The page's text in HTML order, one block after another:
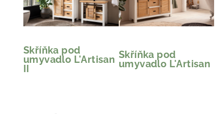
Skříňka pod
umyvadlo L'Artisan
II
Skříňka pod
umyvadlo L'Artisan